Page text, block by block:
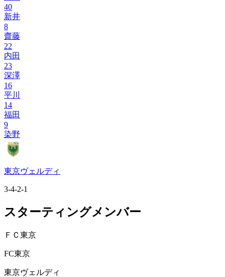
40
新井
8
齋藤
22
内田
23
深澤
16
平川
14
福田
9
染野
東京ヴェルディ
3-4-2-1
スターティングメンバー
ＦＣ東京
FC東京
東京ヴェルディ